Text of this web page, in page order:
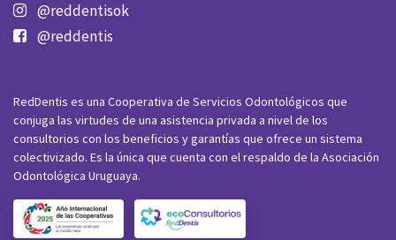
@reddentisok
@reddentis
RedDentis es una Cooperativa de Servicios Odontológicos que
conjuga las virtudes de una asistencia privada a nivel de los
consultorios con los beneficios y garantías que ofrece un sistema
colectivizado. Es la única que cuenta con el respaldo de la Asociación
Odontológica Uruguaya.